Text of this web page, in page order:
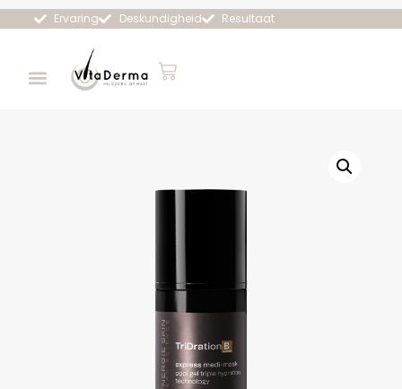
Ervaring Deskundigheid Resultaat